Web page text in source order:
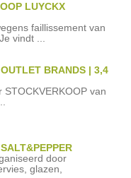
LUYCKX
faillissement van
vindt ...
BRANDS | 3,4
van
door
glazen,